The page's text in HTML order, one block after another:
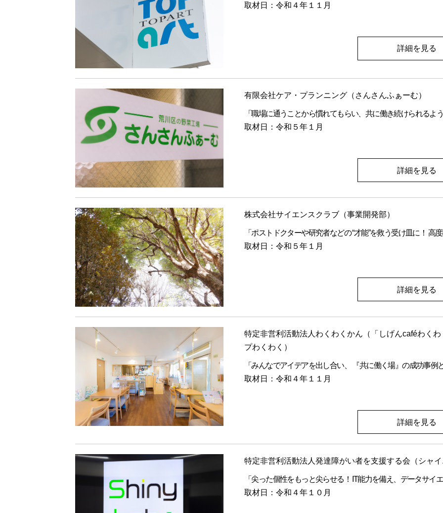
取材日：令和４年１１月
詳細を見る
有限会社ケア・プランニング（さんさんふぁーむ）
「職場に通うことから慣れてもらい、共に働き続けられるよ
取材日：令和５年１月
詳細を見る
株式会社サイエンスクラブ（事業開発部）
「ポストドクターや研究者などの “才能”を救う受け皿に！ 高
取材日：令和５年１月
詳細を見る
特定非営利活動法人わくわくかん（「しげんcaféわく
プわくわく）
「みんなでアイデアを出し合い、 『共に働く場』の成功事例
取材日：令和４年１１月
詳細を見る
特定非営利活動法人発達障がい者を支援する会（シャイ
「尖った個性をもっと尖らせる！ IT能力を備え、データサイ
取材日：令和４年１０月